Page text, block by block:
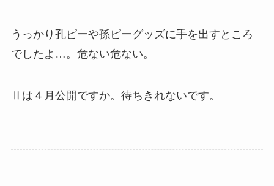
うっかり孔ピーや孫ピーグッズに手を出すところ
でしたよ…。危ない危ない。
Ⅱは４月公開ですか。待ちきれないです。